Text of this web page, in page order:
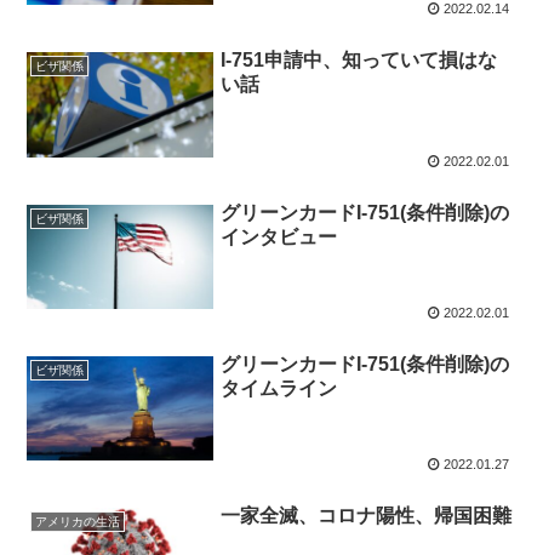
2022.02.14
ビザ関係
I-751申請中、知っていて損はな
い話
2022.02.01
ビザ関係
グリーンカードI-751(条件削除)の
インタビュー
2022.02.01
ビザ関係
グリーンカードI-751(条件削除)の
タイムライン
2022.01.27
アメリカの生活 一家全滅、コロナ陽性、帰国困難